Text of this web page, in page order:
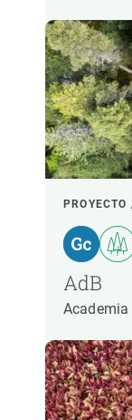
-
AdB
Academia